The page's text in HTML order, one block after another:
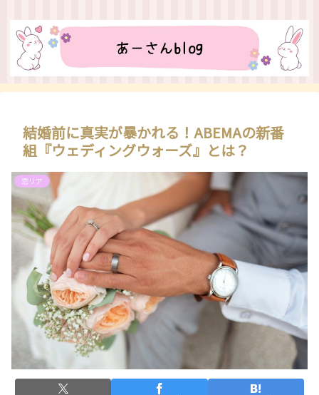
結婚前に真実が暴かれる！ABEMAの新番
組『ウェディングウォーズ』とは？
恋リア